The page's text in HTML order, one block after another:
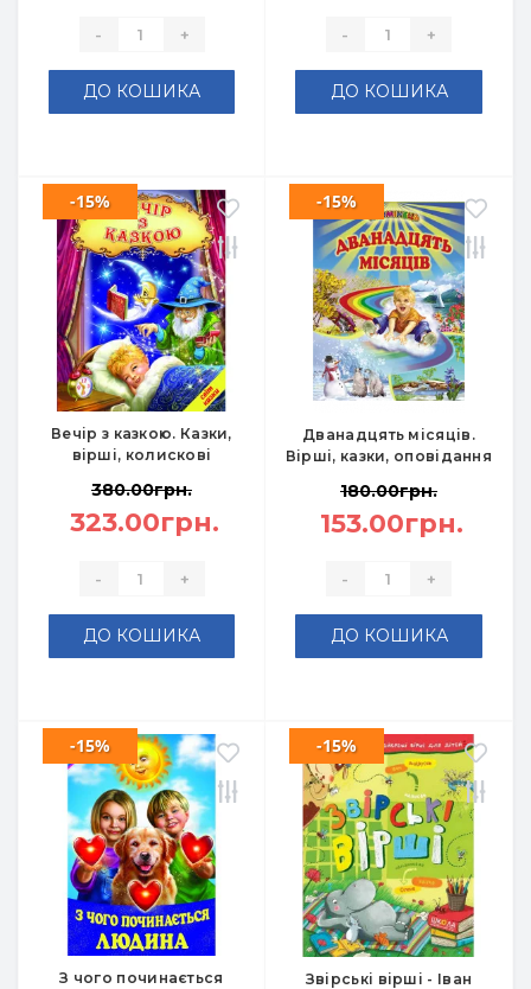
- +
ДО КОШИКА
- +
ДО КОШИКА
Вечір з казкою. Казки,
вірші, колискові
-15%
380.00грн.
323.00грн.
- +
ДО КОШИКА
Дванадцять місяців.
Вірші, казки, оповідання
-15%
180.00грн.
153.00грн.
- +
ДО КОШИКА
З чого починається
-15%
Звірські вірші - Іван
-15%